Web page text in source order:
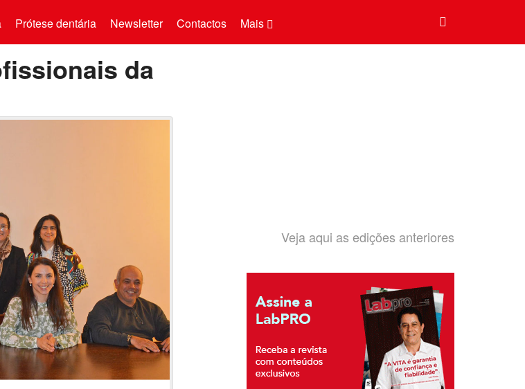
Mais
Prótese dentária Newsletter Contactos
da
Veja aqui as edições anteriores